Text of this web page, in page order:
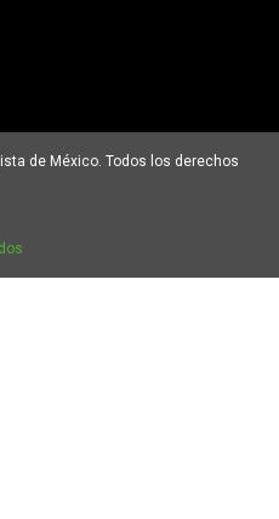
de México. Todos los derechos